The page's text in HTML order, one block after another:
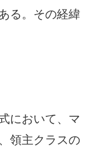
る。その経緯
において、マ
領主クラスの